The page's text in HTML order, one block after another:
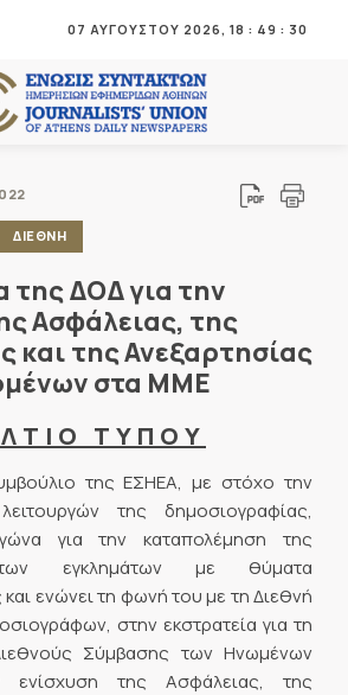
07 ΑΥΓΟΥΣΤΟΥ 2026, 18 : 49 : 30
ΔΙΕΘΝΗ
της ΔΟΔ για την
Ασφάλειας, της
και της Ανεξαρτησίας
στα ΜΜΕ
Τ Ι Ο Τ Υ Π Ο Υ
της ΕΣΗΕΑ, με στόχο την
της δημοσιογραφίας,
για την καταπολέμηση της
των εγκλημάτων με θύματα
ενώνει τη φωνή του με τη Διεθνή
στην εκστρατεία για τη
Σύμβασης των Ηνωμένων
της Ασφάλειας, της